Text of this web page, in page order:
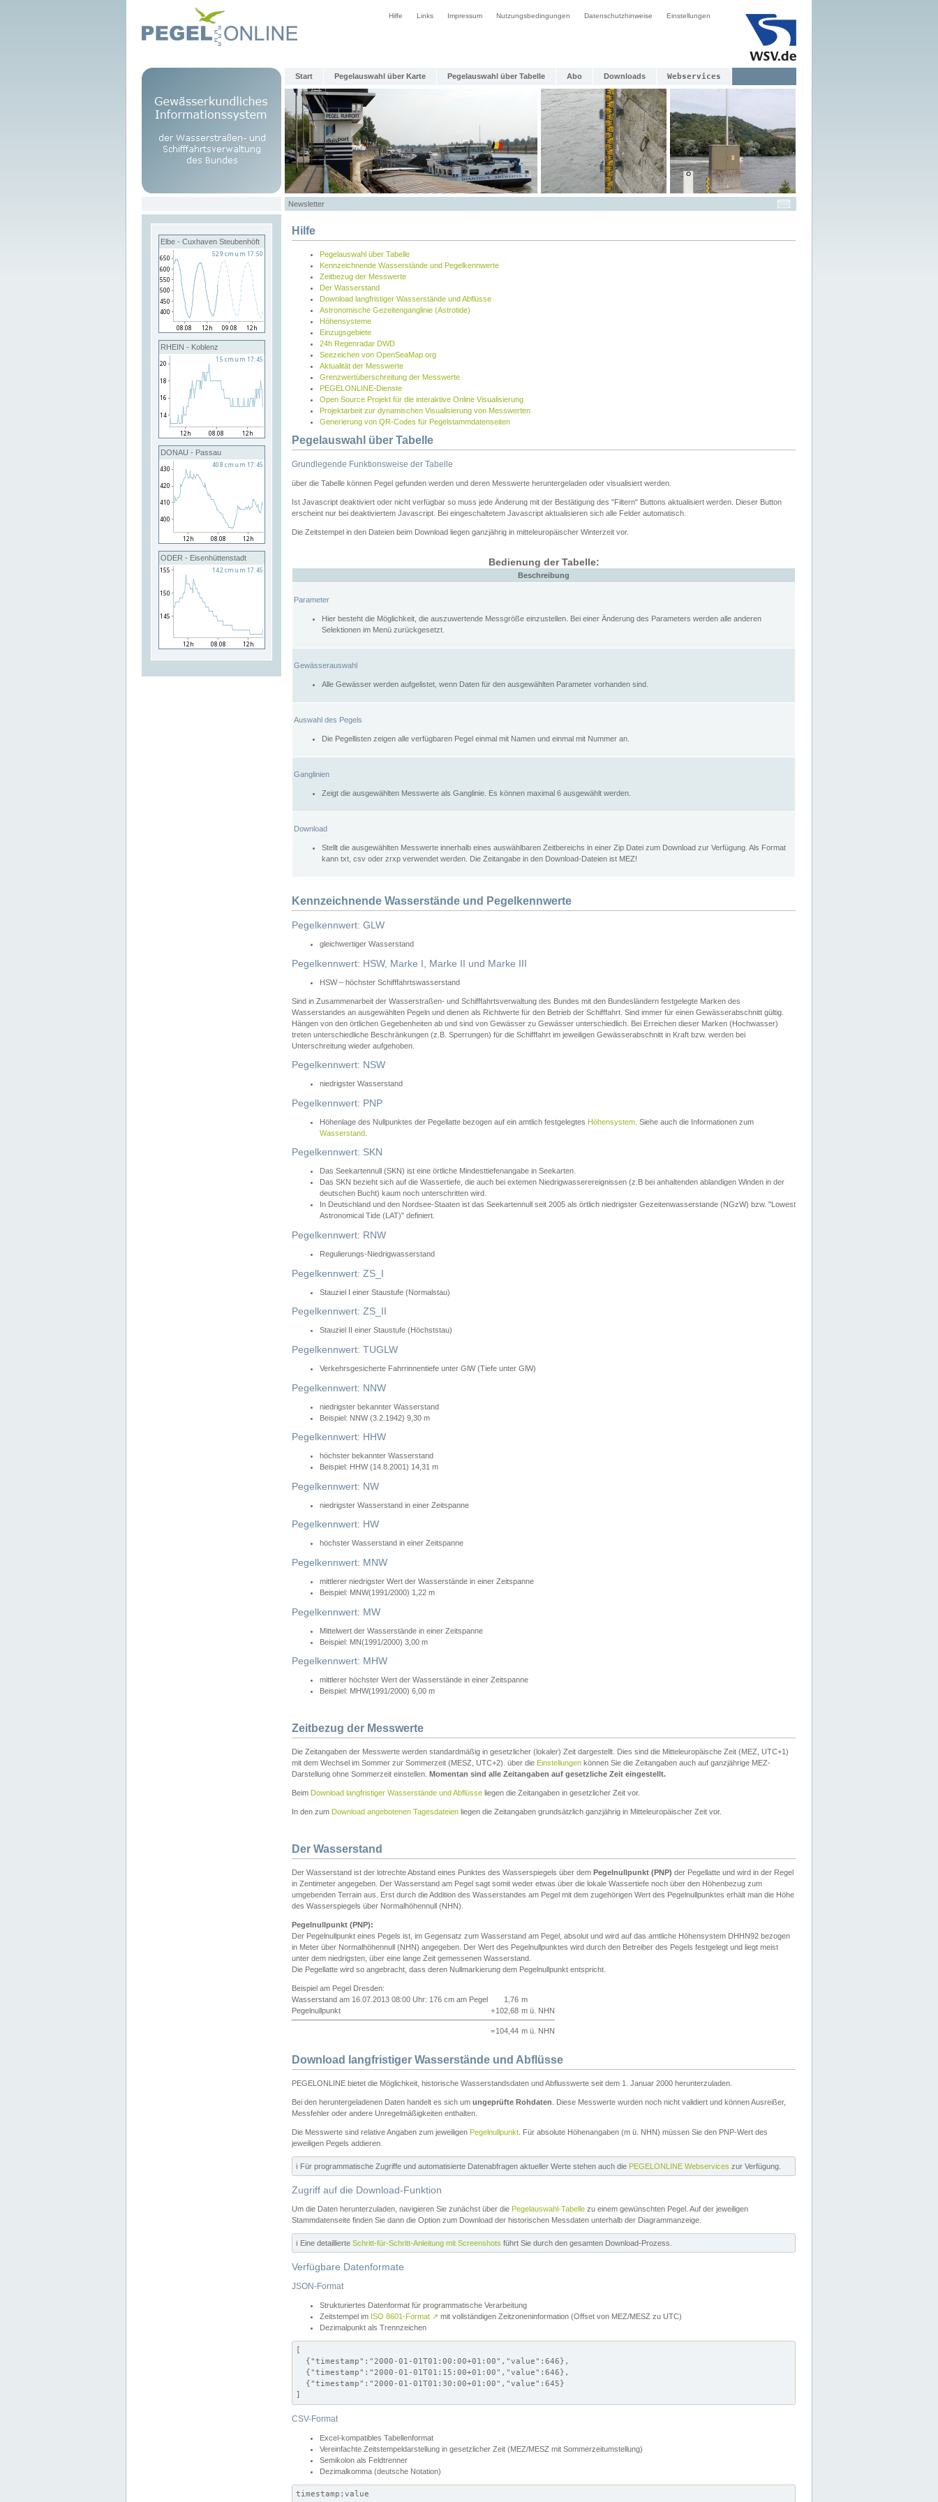
Hilfe Links Impressum Nutzungsbedingungen Datenschutzhinweise Einstellungen
Start Pegelauswahl über Karte Pegelauswahl über Tabelle Abo Downloads Webservices
Newsletter
Elbe - Cuxhaven Steubenhöft
RHEIN - Koblenz
DONAU - Passau
ODER - Eisenhüttenstadt
Hilfe
Pegelauswahl über Tabelle
Kennzeichnende Wasserstände und Pegelkennwerte
Zeitbezug der Messwerte
Der Wasserstand
Download langfristiger Wasserstände und Abflüsse
Astronomische Gezeitenganglinie (Astrotide)
Höhensysteme
Einzugsgebiete
24h Regenradar DWD
Seezeichen von OpenSeaMap.org
Aktualität der Messwerte
Grenzwertüberschreitung der Messwerte
PEGELONLINE-Dienste
Open Source Projekt für die interaktive Online Visualisierung
Projektarbeit zur dynamischen Visualisierung von Messwerten
Generierung von QR-Codes für Pegelstammdatenseiten
Pegelauswahl über Tabelle
Grundlegende Funktionsweise der Tabelle
über die Tabelle können Pegel gefunden werden und deren Messwerte heruntergeladen oder visualisiert werden.
Ist Javascript deaktiviert oder nicht verfügbar so muss jede Änderung mit der Bestätigung des "Filtern" Buttons aktualisiert werden. Dieser Button
erscheint nur bei deaktiviertem Javascript. Bei eingeschaltetem Javascript aktualisieren sich alle Felder automatisch.
Die Zeitstempel in den Dateien beim Download liegen ganzjährig in mitteleuropäischer Winterzeit vor.
Bedienung der Tabelle:
Beschreibung
Parameter
Hier besteht die Möglichkeit, die auszuwertende Messgröße einzustellen. Bei einer Änderung des Parameters werden alle anderen
Selektionen im Menü zurückgesetzt.
Gewässerauswahl
Alle Gewässer werden aufgelistet, wenn Daten für den ausgewählten Parameter vorhanden sind.
Auswahl des Pegels
Die Pegellisten zeigen alle verfügbaren Pegel einmal mit Namen und einmal mit Nummer an.
Ganglinien
Zeigt die ausgewählten Messwerte als Ganglinie. Es können maximal 6 ausgewählt werden.
Download
Stellt die ausgewählten Messwerte innerhalb eines auswählbaren Zeitbereichs in einer Zip Datei zum Download zur Verfügung. Als Format
kann txt, csv oder zrxp verwendet werden. Die Zeitangabe in den Download-Dateien ist MEZ!
Kennzeichnende Wasserstände und Pegelkennwerte
Pegelkennwert: GLW
gleichwertiger Wasserstand
Pegelkennwert: HSW, Marke I, Marke II und Marke III
HSW – höchster Schifffahrtswasserstand
Sind in Zusammenarbeit der Wasserstraßen- und Schifffahrtsverwaltung des Bundes mit den Bundesländern festgelegte Marken des
Wasserstandes an ausgewählten Pegeln und dienen als Richtwerte für den Betrieb der Schifffahrt. Sind immer für einen Gewässerabschnitt gültig.
Hängen von den örtlichen Gegebenheiten ab und sind von Gewässer zu Gewässer unterschiedlich. Bei Erreichen dieser Marken (Hochwasser)
treten unterschiedliche Beschränkungen (z.B. Sperrungen) für die Schifffahrt im jeweiligen Gewässerabschnitt in Kraft bzw. werden bei
Unterschreitung wieder aufgehoben.
Pegelkennwert: NSW
niedrigster Wasserstand
Pegelkennwert: PNP
Höhenlage des Nullpunktes der Pegellatte bezogen auf ein amtlich festgelegtes Höhensystem . Siehe auch die Informationen zum
Wasserstand
Pegelkennwert: SKN
Das Seekartennull (SKN) ist eine örtliche Mindesttiefenangabe in Seekarten.
Das SKN bezieht sich auf die Wassertiefe, die auch bei extemen Niedrigwasserereignissen (z.B bei anhaltenden ablandigen Winden in der
deutschen Bucht) kaum noch unterschritten wird.
In Deutschland und den Nordsee-Staaten ist das Seekartennull seit 2005 als örtlich niedrigster Gezeitenwasserstande (NGzW) bzw. "Lowest
Astronomical Tide (LAT)" definiert.
Pegelkennwert: RNW
Regulierungs-Niedrigwasserstand
Pegelkennwert: ZS_I
Stauziel I einer Staustufe (Normalstau)
Pegelkennwert: ZS_II
Stauziel II einer Staustufe (Höchststau)
Pegelkennwert: TUGLW
Verkehrsgesicherte Fahrrinnentiefe unter GlW (Tiefe unter GlW)
Pegelkennwert: NNW
niedrigster bekannter Wasserstand
Beispiel: NNW (3.2.1942) 9,30 m
Pegelkennwert: HHW
höchster bekannter Wasserstand
Beispiel: HHW (14.8.2001) 14,31 m
Pegelkennwert: NW
niedrigster Wasserstand in einer Zeitspanne
Pegelkennwert: HW
höchster Wasserstand in einer Zeitspanne
Pegelkennwert: MNW
mittlerer niedrigster Wert der Wasserstände in einer Zeitspanne
Beispiel: MNW(1991/2000) 1,22 m
Pegelkennwert: MW
Mittelwert der Wasserstände in einer Zeitspanne
Beispiel: MN(1991/2000) 3,00 m
Pegelkennwert: MHW
mittlerer höchster Wert der Wasserstände in einer Zeitspanne
Beispiel: MHW(1991/2000) 6,00 m
Zeitbezug der Messwerte
Die Zeitangaben der Messwerte werden standardmäßig in gesetzlicher (lokaler) Zeit dargestellt. Dies sind die Mitteleuropäische Zeit (MEZ, UTC+1)
mit dem Wechsel im Sommer zur Sommerzeit (MESZ, UTC+2). über die Einstellungen können Sie die Zeitangaben auch auf ganzjährige MEZ-
Darstellung ohne Sommerzeit einstellen. Momentan sind alle Zeitangaben auf gesetzliche Zeit eingestellt.
Beim Download langfristiger Wasserstände und Abflüsse liegen die Zeitangaben in gesetzlicher Zeit vor.
In den zum Download angebotenen Tagesdateien liegen die Zeitangaben grundsätzlich ganzjährig in Mitteleuropäischer Zeit vor.
Der Wasserstand
Der Wasserstand ist der lotrechte Abstand eines Punktes des Wasserspiegels über dem Pegelnullpunkt (PNP) der Pegellatte und wird in der Regel
in Zentimeter angegeben. Der Wasserstand am Pegel sagt somit weder etwas über die lokale Wassertiefe noch über den Höhenbezug zum
umgebenden Terrain aus. Erst durch die Addition des Wasserstandes am Pegel mit dem zugehörigen Wert des Pegelnullpunktes erhält man die Höhe
des Wasserspiegels über Normalhöhennull (NHN).
Pegelnullpunkt (PNP):
Der Pegelnullpunkt eines Pegels ist, im Gegensatz zum Wasserstand am Pegel, absolut und wird auf das amtliche Höhensystem DHHN92 bezogen
in Meter über Normalhöhennull (NHN) angegeben. Der Wert des Pegelnullpunktes wird durch den Betreiber des Pegels festgelegt und liegt meist
unter dem niedrigsten, über eine lange Zeit gemessenen Wasserstand.
Die Pegellatte wird so angebracht, dass deren Nullmarkierung dem Pegelnullpunkt entspricht.
Beispiel am Pegel Dresden:
Wasserstand am 16.07.2013 08:00 Uhr: 176 cm am Pegel
1,76 m
Pegelnullpunkt
+102,68 m ü. NHN
=104,44 m ü. NHN
Download langfristiger Wasserstände und Abflüsse
PEGELONLINE bietet die Möglichkeit, historische Wasserstandsdaten und Abflusswerte seit dem 1. Januar 2000 herunterzuladen.
Bei den heruntergeladenen Daten handelt es sich um ungeprüfte Rohdaten . Diese Messwerte wurden noch nicht validiert und können Ausreißer,
Messfehler oder andere Unregelmäßigkeiten enthalten.
Die Messwerte sind relative Angaben zum jeweiligen Pegelnullpunkt . Für absolute Höhenangaben (m ü. NHN) müssen Sie den PNP-Wert des
jeweiligen Pegels addieren.
ℹ️ Für programmatische Zugriffe und automatisierte Datenabfragen aktueller Werte stehen auch die PEGELONLINE Webservices zur Verfügung.
Zugriff auf die Download-Funktion
Um die Daten herunterzuladen, navigieren Sie zunächst über die Pegelauswahl-Tabelle zu einem gewünschten Pegel. Auf der jeweiligen
Stammdatenseite finden Sie dann die Option zum Download der historischen Messdaten unterhalb der Diagrammanzeige.
ℹ️ Eine detaillierte Schritt-für-Schritt-Anleitung mit Screenshots führt Sie durch den gesamten Download-Prozess.
Verfügbare Datenformate
JSON-Format
Strukturiertes Datenformat für programmatische Verarbeitung
Zeitstempel im ISO 8601-Format ↗ mit vollständigen Zeitzoneninformation (Offset von MEZ/MESZ zu UTC)
Dezimalpunkt als Trennzeichen
[
  {"timestamp":"2000-01-01T01:00:00+01:00","value":646},
  {"timestamp":"2000-01-01T01:15:00+01:00","value":646},
  {"timestamp":"2000-01-01T01:30:00+01:00","value":645}
]
CSV-Format
Excel-kompatibles Tabellenformat
Vereinfachte Zeitstempeldarstellung in gesetzlicher Zeit (MEZ/MESZ mit Sommerzeitumstellung)
Semikolon als Feldtrenner
Dezimalkomma (deutsche Notation)
timestamp;value